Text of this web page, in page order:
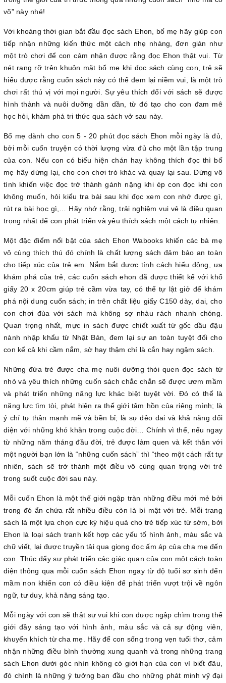
võ” này nhé!
Với khoảng thời gian bắt đầu đọc sách Ehon, bố mẹ hãy giúp con
tiếp nhận những kiến thức một cách nhẹ nhàng, đơn giản như
một trò chơi để con cảm nhận được rằng đọc Ehon thật vui. Từ
nét rạng rỡ trên khuôn mặt bố mẹ khi đọc sách cùng con, trẻ sẽ
hiểu được rằng cuốn sách này có thể đem lại niềm vui, là một trò
chơi rất thú vị với mọi người. Sự yêu thích đối với sách sẽ được
hình thành và nuôi dưỡng dần dần, từ đó tạo cho con đam mê
học hỏi, khám phá tri thức qua sách vở sau này.
Bố mẹ dành cho con 5 - 20 phút đọc sách Ehon mỗi ngày là đủ,
bởi mỗi cuốn truyện có thời lượng vừa đủ cho một lần tập trung
của con. Nếu con có biểu hiện chán hay không thích đọc thì bố
mẹ hãy dừng lại, cho con chơi trò khác và quay lại sau. Đừng vô
tình khiến việc đọc trở thành gánh nặng khi ép con đọc khi con
không muốn, hỏi kiểu tra bài sau khi đọc xem con nhớ được gì,
rút ra bài học gì,… Hãy nhớ rằng, trải nghiệm vui vẻ là điều quan
trọng nhất để con phát triển và yêu thích sách một cách tự nhiên.
Một đặc điểm nổi bật của sách Ehon Wabooks khiến các bà mẹ
vô cùng thích thú đó chính là chất lượng sách đảm bảo an toàn
cho tiếp xúc của trẻ em. Nắm bắt được tính cách hiếu động, ưa
khám phá của trẻ, các cuốn sách ehon đã được thiết kế với khổ
giấy 20 x 20cm giúp trẻ cầm vừa tay, có thể tự lật giở để khám
phá nội dung cuốn sách; in trên chất liệu giấy C150 dày, dai, cho
con chơi đùa với sách mà không sợ nhàu rách nhanh chóng.
Quan trọng nhất, mực in sách được chiết xuất từ gốc dầu đậu
nành nhập khẩu từ Nhật Bản, đem lại sự an toàn tuyệt đối cho
con kể cả khi cầm nắm, sờ hay thậm chí là cắn hay ngậm sách.
Những đứa trẻ được cha mẹ nuôi dưỡng thói quen đọc sách từ
nhỏ và yêu thích những cuốn sách chắc chắn sẽ được ươm mầm
và phát triển những năng lực khác biệt tuyệt vời. Đó có thể là
năng lực tìm tòi, phát hiện ra thế giới tâm hồn của riêng mình; là
ý chí tự thân mạnh mẽ và bền bỉ; là sự dẻo dai và khả năng đối
diện với những khó khăn trong cuộc đời… Chính vì thế, nếu ngay
từ những năm tháng đầu đời, trẻ được làm quen và kết thân với
một người bạn lớn là “những cuốn sách” thì “theo một cách rất tự
nhiên, sách sẽ trở thành một điều vô cùng quan trọng với trẻ
trong suốt cuộc đời sau này.
Mỗi cuốn Ehon là một thế giới ngập tràn những điều mới mẻ bởi
trong đó ẩn chứa rất nhiều điều còn là bí mật với trẻ. Mỗi trang
sách là một lựa chọn cực kỳ hiệu quả cho trẻ tiếp xúc từ sớm, bởi
Ehon là loại sách tranh kết hợp các yếu tố hình ảnh, màu sắc và
chữ viết, lại được truyền tải qua giọng đọc ấm áp của cha mẹ đến
con. Thúc đẩy sự phát triển các giác quan của con một cách toàn
diện thông qua mỗi cuốn sách Ehon ngay từ độ tuổi sơ sinh đến
mầm non khiến con có điều kiện để phát triển vượt trội về ngôn
ngữ, tư duy, khả năng sáng tạo.
Mỗi ngày với con sẽ thật sự vui khi con được ngập chìm trong thế
giới đầy sáng tạo với hình ảnh, màu sắc và cả sự động viên,
khuyến khích từ cha mẹ. Hãy để con sống trong vẹn tuổi thơ, cảm
nhận những điều bình thường xung quanh và trong những trang
sách Ehon dưới góc nhìn không có giới hạn của con vì biết đâu,
đó chính là những ý tưởng ban đầu cho những phát minh vỹ đại